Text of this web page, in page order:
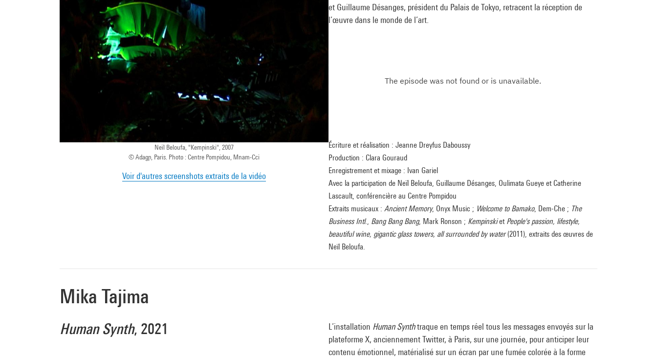
Neïl Beloufa, "Kempinski", 2007
© Adagp, Paris. Photo : Centre Pompidou, Mnam-Cci
Voir d'autres screenshots extraits de la vidéo
et Guillaume Désanges, président du Palais de Tokyo, retracent la réception de
l’œuvre dans le monde de l’art.
Écriture et réalisation : Jeanne Dreyfus Daboussy
Production : Clara Gouraud
Enregistrement et mixage : Ivan Gariel
Avec la participation de Neïl Beloufa, Guillaume Désanges, Oulimata Gueye et Catherine
Lascault, conférencière au Centre Pompidou
Extraits musicaux : Ancient Memory, Onyx Music ; Welcome to Bamako, Dem-Che ; The
Business Intl., Bang Bang Bang, Mark Ronson ; Kempinskiet People's passion, lifestyle,
beautiful wine, gigantic glass towers, all surrounded by water(2011), extraits des œuvres de
Neïl Beloufa.
Mika Tajima
Human Synth, 2021 L’installation Human Synthtraque en temps réel tous les messages envoyés sur la
plateforme X, anciennement Twitter, à Paris, sur une journée, pour anticiper leur
contenu émotionnel, matérialisé sur un écran par une fumée colorée à la forme